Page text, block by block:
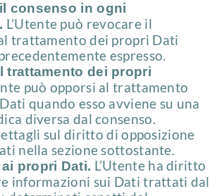
consenso in ogni
L’Utente può revocare il
trattamento dei propri Dati
espresso.
trattamento dei propri
può opporsi al trattamento
quando esso avviene su una
diversa dal consenso.
sul diritto di opposizione
nella sezione sottostante.
propri Dati. L’Utente ha diritto
informazioni sui Dati trattati dal